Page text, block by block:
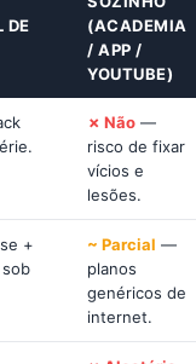
DE
(ACADEMIA
/ APP /
YOUTUBE)
✗ Não —
risco de fixar
vícios e
lesões.
+
~ Parcial —
planos
genéricos de
internet.